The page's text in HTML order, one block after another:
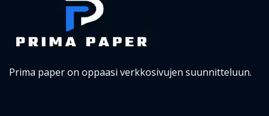
Prima paper on oppaasi verkkosivujen suunnitteluun.